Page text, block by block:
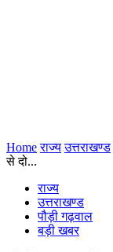
Home राज्य उत्तराखण्ड
से दो...
राज्य
उत्तराखण्ड
पौड़ी गढ़वाल
बड़ी खबर